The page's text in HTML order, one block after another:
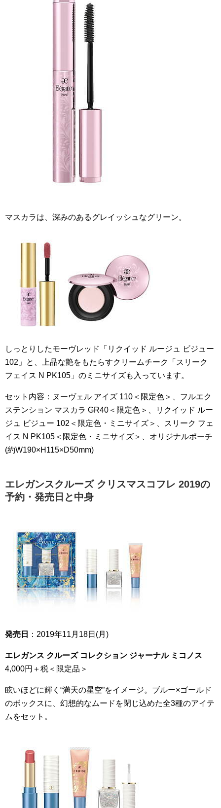
マスカラは、深みのあるグレイッシュなグリーン。
しっとりしたモーヴレッド「リクイッド ルージュ ビジュー
102」と、上品な艶をもたらすクリームチーク「スリーク
フェイス N PK105」のミニサイズも入っています。
セット内容：ヌーヴェル アイズ 110＜限定色＞、フルエク
ステンション マスカラ GR40＜限定色＞、リクイッド ルー
ジュ ビジュー 102＜限定色・ミニサイズ＞、スリーク フェ
イス N PK105＜限定色・ミニサイズ＞、オリジナルポーチ
(約W190×H115×D50mm)
エレガンスクルーズ クリスマスコフレ 2019の
予約・発売日と中身
発売日 ：2019年11月18日(月)
エレガンス クルーズ コレクション ジャーナル ミコノス
4,000円＋税＜限定品＞
眩いほどに輝く“満天の星空”をイメージ。ブルー×ゴールド
のボックスに、幻想的なムードを閉じ込めた全3種のアイテ
ムをセット。